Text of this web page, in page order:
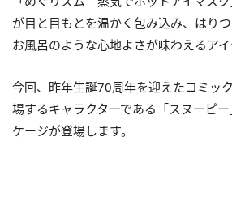
が目と目もとを温かく包み込み、はりつ
お風呂のような心地よさが味わえるアイ
今回、昨年生誕70周年を迎えたコミッ
場するキャラクターである「スヌーピ
ケージが登場します。